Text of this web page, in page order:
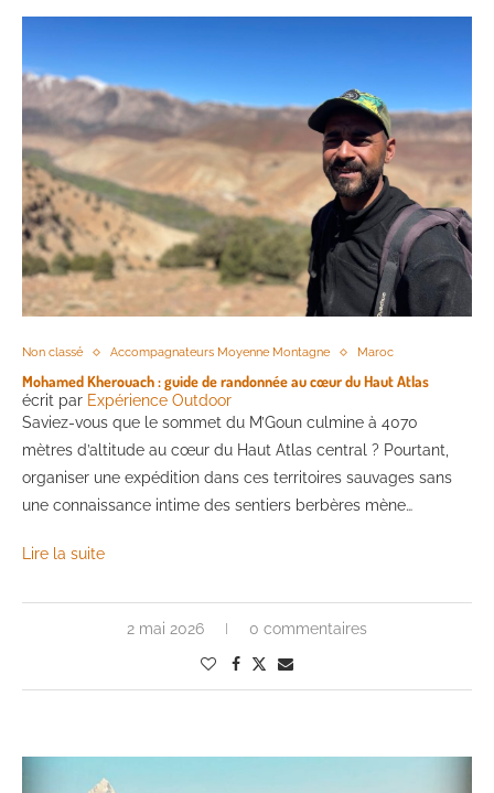
Non classé Accompagnateurs Moyenne Montagne Maroc
Mohamed Kherouach : guide de randonnée au cœur du Haut Atlas
écrit par Expérience Outdoor
Saviez-vous que le sommet du M’Goun culmine à 4070
mètres d’altitude au cœur du Haut Atlas central ? Pourtant,
organiser une expédition dans ces territoires sauvages sans
une connaissance intime des sentiers berbères mène…
Lire la suite
2 mai 2026 0 commentaires